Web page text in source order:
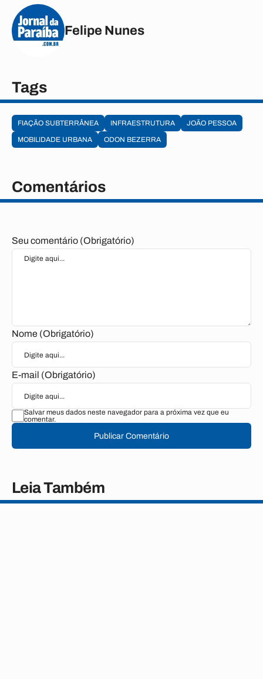
Felipe Nunes
Tags
FIAÇÃO SUBTERRÂNEA INFRAESTRUTURA
JOÃO PESSOA
MOBILIDADE URBANA
ODON BEZERRA
Comentários
Seu comentário (Obrigatório)
Nome (Obrigatório)
E-mail (Obrigatório)
Salvar meus dados neste navegador para a próxima vez que eu
comentar.
Publicar Comentário
Leia Também